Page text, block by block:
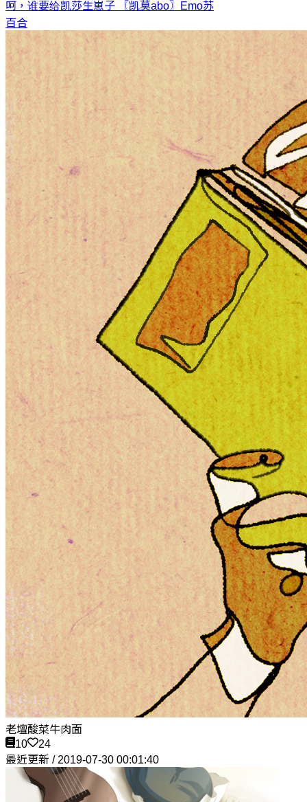
呵，谁要给凯莎生崽子 〖凯莫abo〗
Emo苏
百合
老壇酸菜牛肉面
10
24
最近更新 / 2019-07-30 00:01:40